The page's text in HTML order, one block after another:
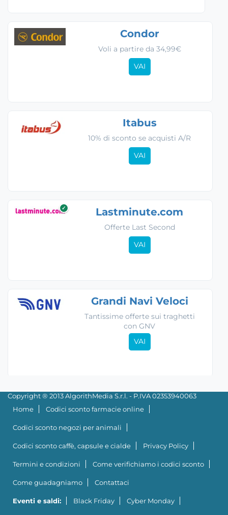
Condor
Voli a partire da 34,99€
VAI
Itabus
10% di sconto se acquisti A/R
VAI
✓ Lastminute.com
Offerte Last Second
VAI
Grandi Navi Veloci
Tantissime offerte sui traghetti
con GNV
VAI
Copyright ® 2013 AlgorithMedia S.r.l. - P.IVA 02353940063
Home
Codici sconto farmacie online
Codici sconto negozi per animali
Codici sconto caffè, capsule e cialde Privacy Policy
Termini e condizioni Come verifichiamo i codici sconto
Come guadagniamo Contattaci
Eventi e saldi: Black Friday Cyber Monday